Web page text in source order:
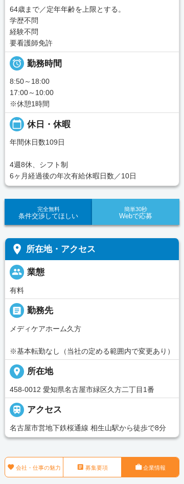
64歳まで／定年年齢を上限とする。
学歴不問
経験不問
要看護師免許
 勤務時間
8:50～18:00
17:00～10:00
※休憩1時間
calendar_today 休日・休暇
年間休日数109日
4週8休、シフト制
6ヶ月経過後の年次有給休暇日数／10日
完全無料
条件交渉してほしい
簡単30秒
Webで応募
place 所在地・アクセス
people 業態
有料
_pin
勤務先
メディケアホーム久方
※基本転勤なし（当社の定める範囲内で変更あり）
place 所在地
458-0012 愛知県名古屋市緑区久方二丁目1番
 アクセス
名古屋市営地下鉄桜通線 相生山駅から徒歩で8分
 会社・仕事の魅力  募集要項 企業情報